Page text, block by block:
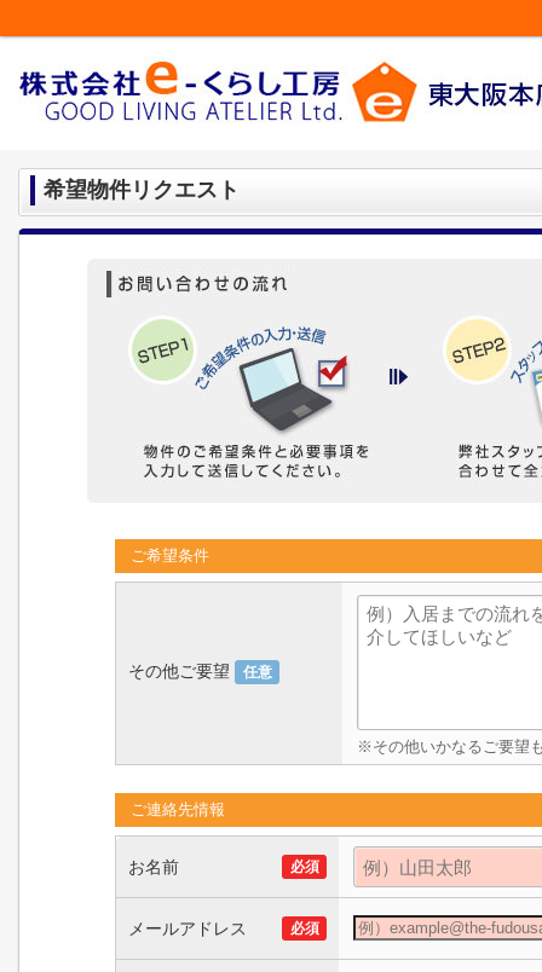
希望物件リクエスト
ご希望条件
その他ご要望 任意
※その他いかなるご要望
ご連絡先情報
お名前 必須
メールアドレス 必須